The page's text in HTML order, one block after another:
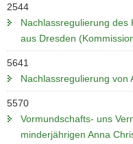
2544
Nachlassregulierung des
aus Dresden
5641
Nachlassregulierung von
5570
Vormundschafts- uns
minderjährigen Anna